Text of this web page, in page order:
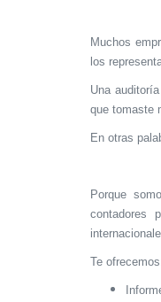
Muchos
los
Una
que tomaste
En otras
Porque
contadores
Te